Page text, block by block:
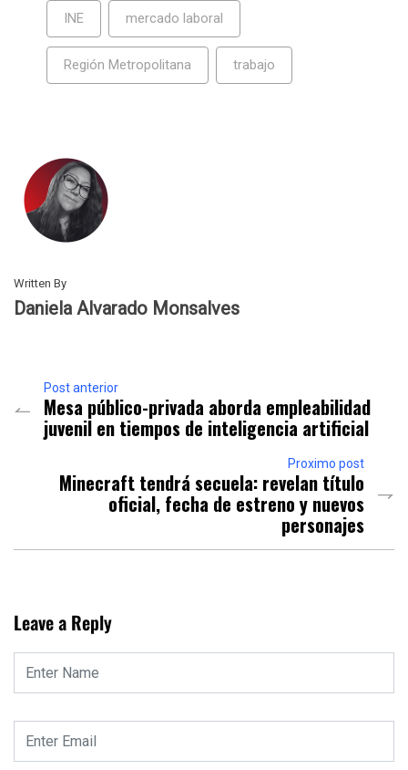
INE mercado laboral
Región Metropolitana trabajo
Written By
Daniela Alvarado Monsalves
Post anterior
Mesa público-privada aborda empleabilidad
juvenil en tiempos de inteligencia artificial
Proximo post
Minecraft tendrá secuela: revelan título
oficial, fecha de estreno y nuevos
personajes
Leave a Reply